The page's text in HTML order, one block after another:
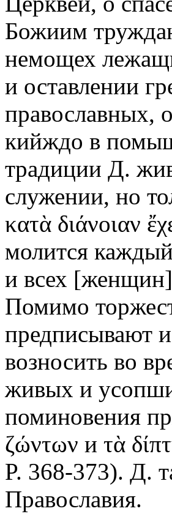
Божиим
немощех
и оставлении
православных,
кийждо в
традиции Д.
служении, но
κατὰ διάνοιαν
молится
и всех
Помимо
предписывают
возносить во
живых и
поминовения
ζώντων и τὰ
P. 368-373). Д.
Православия.